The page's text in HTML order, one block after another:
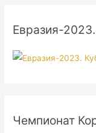
Евразия-
Чемпионат